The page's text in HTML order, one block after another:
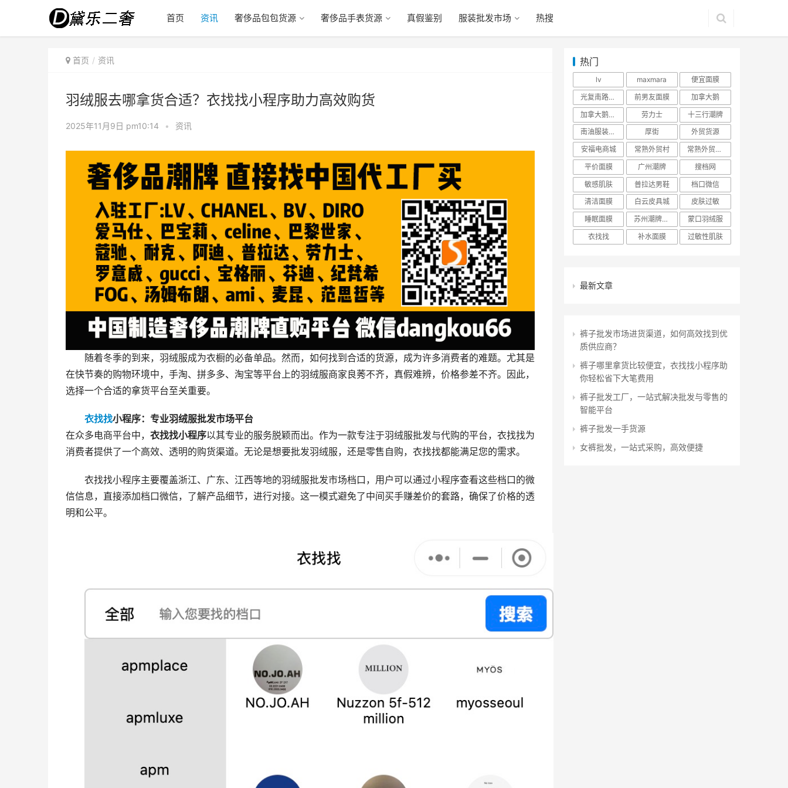
首页 资讯 奢侈品包包货源 奢侈品手表货源 真假鉴别 服装批发市场 热搜
首页 资讯
羽绒服去哪拿货合适？衣找找小程序助力高效购货
2025年11月9日 pm10:14 • 资讯
随着冬季的到来，羽绒服成为衣橱的必备单品。然而，如何找到合适的货源，成为许多消费者的难题。尤其是
在快节奏的购物环境中，手淘、拼多多、淘宝等平台上的羽绒服商家良莠不齐，真假难辨，价格参差不齐。因此，
选择一个合适的拿货平台至关重要。
衣找找小程序：专业羽绒服批发市场平台
在众多电商平台中， 衣找找小程序以其专业的服务脱颖而出。作为一款专注于羽绒服批发与代购的平台，衣找找为
消费者提供了一个高效、透明的购货渠道。无论是想要批发羽绒服，还是零售自购，衣找找都能满足您的需求。
衣找找小程序主要覆盖浙江、广东、江西等地的羽绒服批发市场档口，用户可以通过小程序查看这些档口的微
信信息，直接添加档口微信，了解产品细节，进行对接。这一模式避免了中间买手赚差价的套路，确保了价格的透
明和公平。
热门
lv maxmara
便宜面膜
光复南路潮牌
前男友面膜
加拿大鹅
加拿大鹅羽绒服
劳力士
十三行潮牌
南油服装批发市场
厚街
外贸货源
安福电商城
常熟外贸村
常熟外贸村货源
平价面膜
广州潮牌
搜档网
敏感肌肤
普拉达男鞋
档口微信
清洁面膜
白云皮具城
皮肤过敏
睡眠面膜
苏州潮牌货源
蒙口羽绒服
衣找找
补水面膜 过敏性肌肤
最新文章
裤子批发市场进货渠道，如何高效找到优
质供应商？
裤子哪里拿货比较便宜，衣找找小程序助
你轻松省下大笔费用
裤子批发工厂，一站式解决批发与零售的
智能平台
裤子批发一手货源
女裤批发，一站式采购，高效便捷